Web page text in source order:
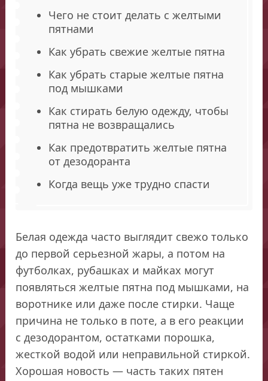
Чего не стоит делать с желтыми
пятнами
Как убрать свежие желтые пятна
Как убрать старые желтые пятна
под мышками
Как стирать белую одежду, чтобы
пятна не возвращались
Как предотвратить желтые пятна
от дезодоранта
Когда вещь уже трудно спасти
Белая одежда часто выглядит свежо только
до первой серьезной жары, а потом на
футболках, рубашках и майках могут
появляться желтые пятна под мышками, на
воротнике или даже после стирки. Чаще
причина не только в поте, а в его реакции
с дезодорантом, остатками порошка,
жесткой водой или неправильной стиркой.
Хорошая новость — часть таких пятен